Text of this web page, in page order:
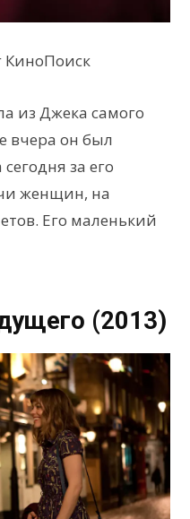
КиноПоиск
из Джека самого
вчера он был
за его
женщин, на
Его маленький
(2013)